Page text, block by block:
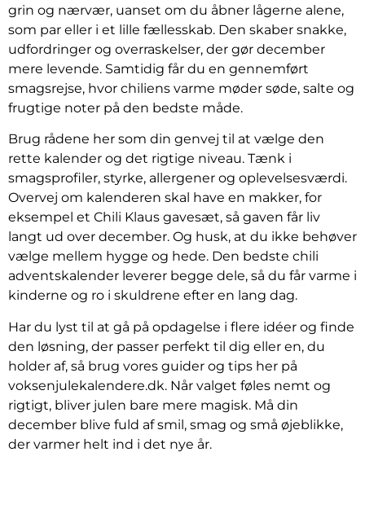
grin og nærvær, uanset om du åbner lågerne alene,
som par eller i et lille fællesskab. Den skaber snakke,
udfordringer og overraskelser, der gør december
mere levende. Samtidig får du en gennemført
smagsrejse, hvor chiliens varme møder søde, salte og
frugtige noter på den bedste måde.
Brug rådene her som din genvej til at vælge den
rette kalender og det rigtige niveau. Tænk i
smagsprofiler, styrke, allergener og oplevelsesværdi.
Overvej om kalenderen skal have en makker, for
eksempel et Chili Klaus gavesæt, så gaven får liv
langt ud over december. Og husk, at du ikke behøver
vælge mellem hygge og hede. Den bedste chili
adventskalender leverer begge dele, så du får varme i
kinderne og ro i skuldrene efter en lang dag.
Har du lyst til at gå på opdagelse i flere idéer og finde
den løsning, der passer perfekt til dig eller en, du
holder af, så brug vores guider og tips her på
voksenjulekalendere.dk. Når valget føles nemt og
rigtigt, bliver julen bare mere magisk. Må din
december blive fuld af smil, smag og små øjeblikke,
der varmer helt ind i det nye år.